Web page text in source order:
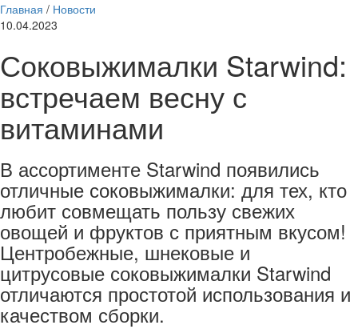
Главная / Новости
10.04.2023
Соковыжималки Starwind:
встречаем весну с
витаминами
В ассортименте Starwind появились
отличные соковыжималки: для тех, кто
любит совмещать пользу свежих
овощей и фруктов с приятным вкусом!
Центробежные, шнековые и
цитрусовые соковыжималки Starwind
отличаются простотой использования и
качеством сборки.